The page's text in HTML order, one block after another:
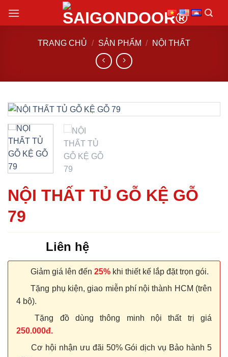
đến
TRANG CHỦ / SẢN PHẨM / NỘI THẤT
NỘI THẤT TỦ GỖ KỆ GỖ
79
Liên hệ
Giảm giá lên đến 25% khi thiết kế lắp đặt trọn gói.
Tặng phụ kiện, giao miễn phí nội thành HCM (trên
4 bộ).
Tặng đồ dùng thông minh nội thất trị giá
250.000đ.
Cơ hội nhận ưu đãi 50% Gói dịch vụ Bảo hành 5